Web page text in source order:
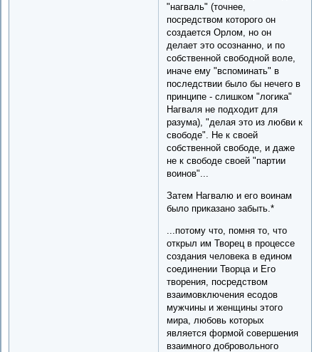
"нагваль" (точнее,
посредством которого он
создается Орлом, но он
делает это осознанно, и по
собственной свободной воле,
иначе ему "вспоминать" в
последствии было бы нечего в
принципе - слишком "логика"
Нагваля не подходит для
разума), "делая это из любви к
свободе". Не к своей
собственной свободе, и даже
не к свободе своей "партии
воинов"...
Затем Нагвалю и его воинам
было приказано забыть.*
...потому что, помня то, что
открыл им Творец в процессе
создания человека в едином
соединении Творца и Его
творения, посредством
взаимовключения есодов
мужчины и женщины этого
мира, любовь которых
является формой совершения
взаимного добровольного